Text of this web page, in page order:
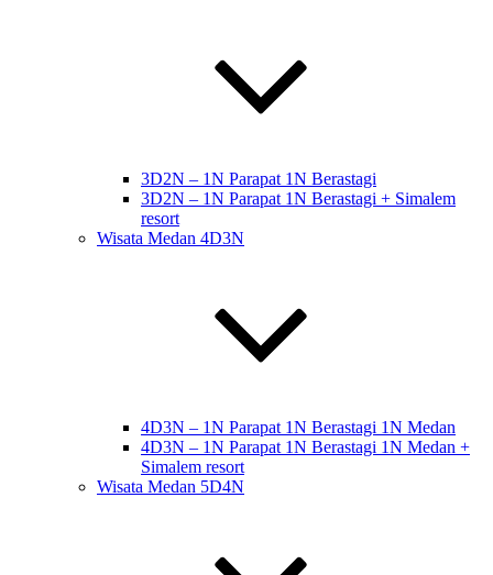
3D2N – 1N Parapat 1N Berastagi
3D2N – 1N Parapat 1N Berastagi + Simalem
resort
Wisata Medan 4D3N
4D3N – 1N Parapat 1N Berastagi 1N Medan
4D3N – 1N Parapat 1N Berastagi 1N Medan +
Simalem resort
Wisata Medan 5D4N